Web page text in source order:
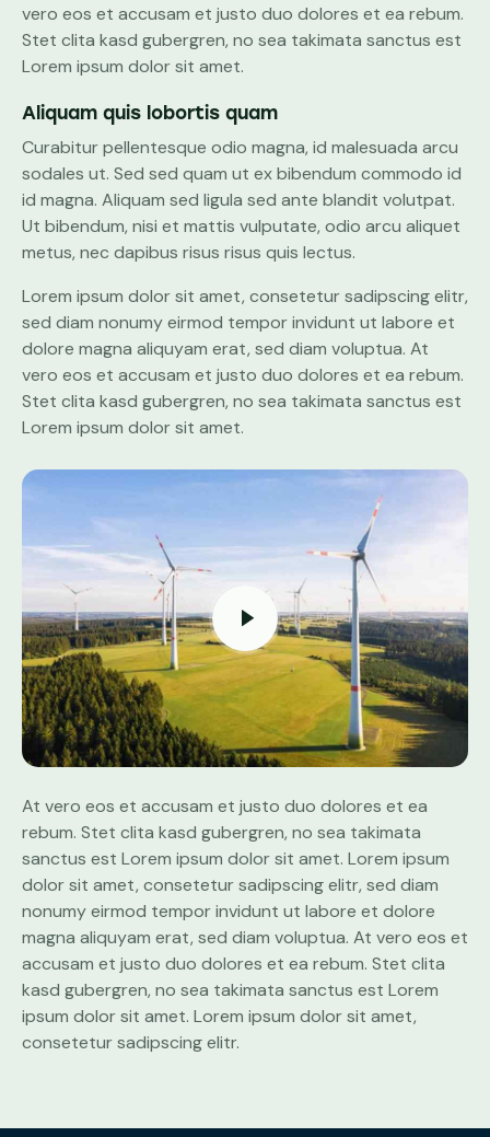
vero eos et accusam et justo duo dolores et ea rebum.
Stet clita kasd gubergren, no sea takimata sanctus est
Lorem ipsum dolor sit amet.
Aliquam quis lobortis quam
Curabitur pellentesque odio magna, id malesuada arcu
sodales ut. Sed sed quam ut ex bibendum commodo id
id magna. Aliquam sed ligula sed ante blandit volutpat.
Ut bibendum, nisi et mattis vulputate, odio arcu aliquet
metus, nec dapibus risus risus quis lectus.
Lorem ipsum dolor sit amet, consetetur sadipscing elitr,
sed diam nonumy eirmod tempor invidunt ut labore et
dolore magna aliquyam erat, sed diam voluptua. At
vero eos et accusam et justo duo dolores et ea rebum.
Stet clita kasd gubergren, no sea takimata sanctus est
Lorem ipsum dolor sit amet.
At vero eos et accusam et justo duo dolores et ea
rebum. Stet clita kasd gubergren, no sea takimata
sanctus est Lorem ipsum dolor sit amet. Lorem ipsum
dolor sit amet, consetetur sadipscing elitr, sed diam
nonumy eirmod tempor invidunt ut labore et dolore
magna aliquyam erat, sed diam voluptua. At vero eos et
accusam et justo duo dolores et ea rebum. Stet clita
kasd gubergren, no sea takimata sanctus est Lorem
ipsum dolor sit amet. Lorem ipsum dolor sit amet,
consetetur sadipscing elitr.